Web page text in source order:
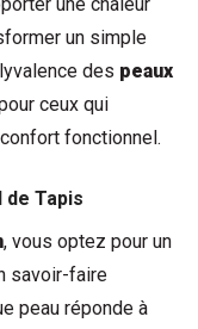
une chaleur
un simple
des peaux
ceux qui
fonctionnel.
de Tapis
, vous optez pour un
savoir-faire
peau réponde à